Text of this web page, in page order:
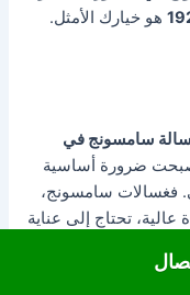
هو خيارك الأمثل.
سامسونج في
ضرورة أساسية
فغسالات سامسونج،
تحتاج إلى عناية
المثالي وتجنب
للأسرة وتعطيلًا